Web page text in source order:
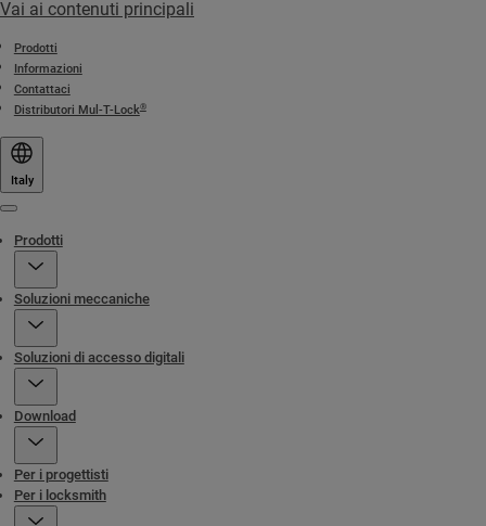
Vai ai contenuti principali
Prodotti
Informazioni
Contattaci
Distributori Mul-T-Lock®
Italy
Prodotti
Soluzioni meccaniche
Soluzioni di accesso digitali
Download
Per i progettisti
Per i locksmith